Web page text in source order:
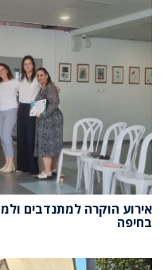
אירוע הוקרה למתנדבים
בחיפה